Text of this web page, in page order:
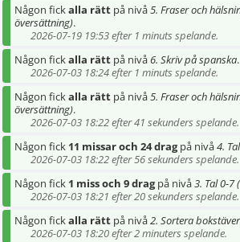
Någon fickalla rätt på nivå5. Fraser och
översättning).
2026-07-19 19:53 efter 1 minuts spelande.
Någon fickalla rätt på nivå6. Skriv på spanska.
2026-07-03 18:24 efter 1 minuts spelande.
Någon fickalla rätt på nivå5. Fraser och
översättning).
2026-07-03 18:22 efter 41 sekunders spelande.
Någon fick 11 missar och 24 dragpå nivå4.
2026-07-03 18:22 efter 56 sekunders spelande.
Någon fick 1 miss och 9 dragpå nivå3. Tal 0-7
2026-07-03 18:21 efter 20 sekunders spelande.
Någon fickalla rätt på nivå2. Sortera
2026-07-03 18:20 efter 2 minuters spelande.